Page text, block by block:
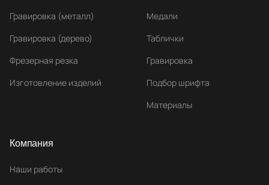
Гравировка (металл)
Гравировка (дерево)
Фрезерная резка
Изготовление изделий
Медали
Таблички
Гравировка
Подбор шрифта
Материалы
Компания
Наши работы